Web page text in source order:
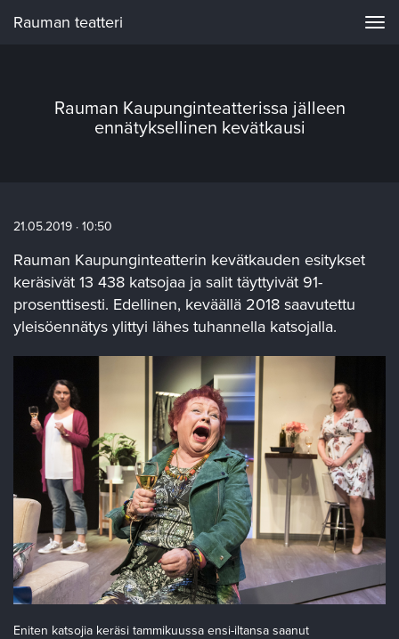
Rauman teatteri
Rauman Kaupunginteatterissa jälleen
ennätyksellinen kevätkausi
21.05.2019 · 10:50
Rauman Kaupunginteatterin kevätkauden esitykset
keräsivät 13 438 katsojaa ja salit täyttyivät 91-
prosenttisesti. Edellinen, keväällä 2018 saavutettu
yleisöennätys ylittyi lähes tuhannella katsojalla.
Eniten katsojia keräsi tammikuussa ensi-iltansa saanut